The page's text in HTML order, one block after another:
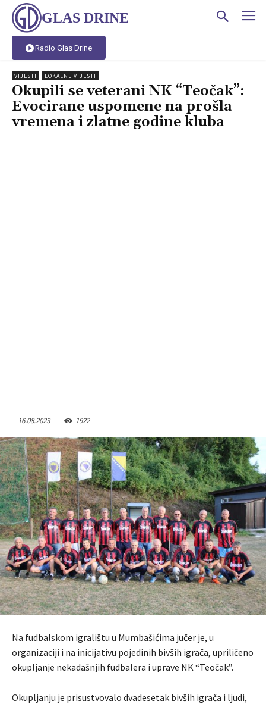
GLAS DRINE
Radio Glas Drine
VIJESTI LOKALNE VIJESTI
Okupili se veterani NK “Teočak”:
Evocirane uspomene na prošla
vremena i zlatne godine kluba
16.08.2023 1922
Na fudbalskom igralištu u Mumbašićima jučer je, u
organizaciji i na inicijativu pojedinih bivših igrača, upriličeno
okupljanje nekadašnjih fudbalera i uprave NK “Teočak”.
Okupljanju je prisustvovalo dvadesetak bivših igrača i ljudi,